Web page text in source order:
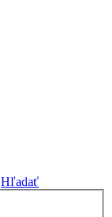
Hľadať